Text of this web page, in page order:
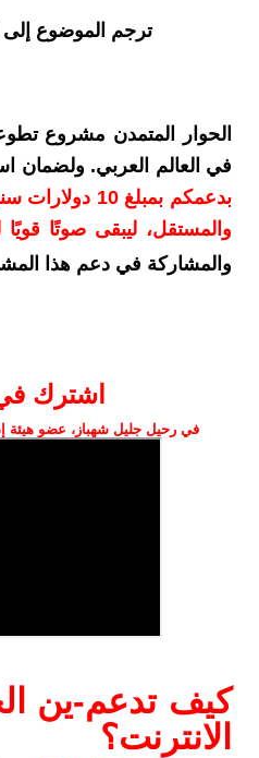
ترجم الموضوع
الحوار المتمدن مشروع
في العالم العربي. ولضمان
بدعمكم
والمستقل، ليبقى صوتًا
والمشاركة في دعم هذا
اشترك
في رحيل جليل شهباز، عضو هيئة
كيف تدعم-ين
الانترنت؟